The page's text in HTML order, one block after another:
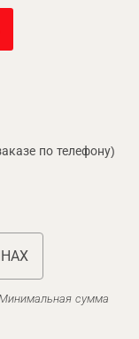
по телефону)
сумма